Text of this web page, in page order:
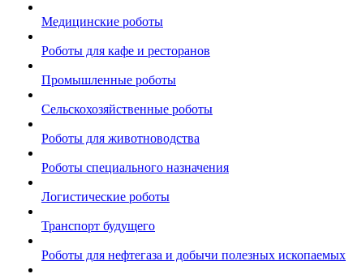
Медицинские роботы
Роботы для кафе и ресторанов
Промышленные роботы
Сельскохозяйственные роботы
Роботы для животноводства
Роботы специального назначения
Логистические роботы
Транспорт будущего
Роботы для нефтегаза и добычи полезных ископаемых